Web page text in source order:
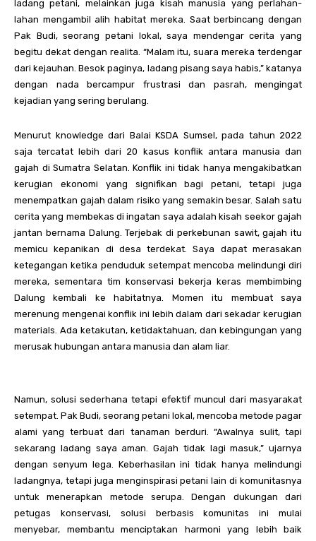
ladang petani, melainkan juga kisah manusia yang perlahan-
lahan mengambil alih habitat mereka. Saat berbincang dengan
Pak Budi, seorang petani lokal, saya mendengar cerita yang
begitu dekat dengan realita. “Malam itu, suara mereka terdengar
dari kejauhan. Besok paginya, ladang pisang saya habis,” katanya
dengan nada bercampur frustrasi dan pasrah, mengingat
kejadian yang sering berulang.
Menurut knowledge dari Balai KSDA Sumsel, pada tahun 2022
saja tercatat lebih dari 20 kasus konflik antara manusia dan
gajah di Sumatra Selatan. Konflik ini tidak hanya mengakibatkan
kerugian ekonomi yang signifikan bagi petani, tetapi juga
menempatkan gajah dalam risiko yang semakin besar. Salah satu
cerita yang membekas di ingatan saya adalah kisah seekor gajah
jantan bernama Dalung. Terjebak di perkebunan sawit, gajah itu
memicu kepanikan di desa terdekat. Saya dapat merasakan
ketegangan ketika penduduk setempat mencoba melindungi diri
mereka, sementara tim konservasi bekerja keras membimbing
Dalung kembali ke habitatnya. Momen itu membuat saya
merenung mengenai konflik ini lebih dalam dari sekadar kerugian
materials. Ada ketakutan, ketidaktahuan, dan kebingungan yang
merusak hubungan antara manusia dan alam liar.
Namun, solusi sederhana tetapi efektif muncul dari masyarakat
setempat. Pak Budi, seorang petani lokal, mencoba metode pagar
alami yang terbuat dari tanaman berduri. “Awalnya sulit, tapi
sekarang ladang saya aman. Gajah tidak lagi masuk,” ujarnya
dengan senyum lega. Keberhasilan ini tidak hanya melindungi
ladangnya, tetapi juga menginspirasi petani lain di komunitasnya
untuk menerapkan metode serupa. Dengan dukungan dari
petugas konservasi, solusi berbasis komunitas ini mulai
menyebar, membantu menciptakan harmoni yang lebih baik